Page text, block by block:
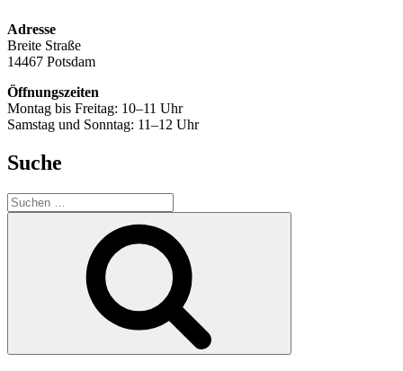
Adresse
Breite Straße
14467 Potsdam
Öffnungszeiten
Montag bis Freitag: 10–11 Uhr
Samstag und Sonntag: 11–12 Uhr
Suche
Suchen
nach: